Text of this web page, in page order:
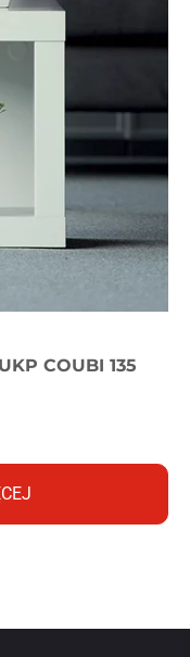
COUBI 135